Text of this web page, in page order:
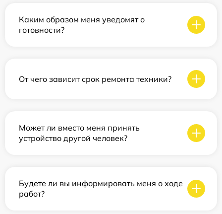
Каким образом меня уведомят о
готовности?
От чего зависит срок ремонта техники?
Может ли вместо меня принять
устройство другой человек?
Будете ли вы информировать меня о ходе
работ?